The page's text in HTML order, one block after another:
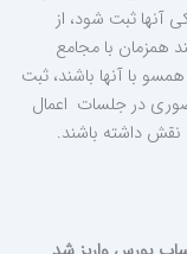
آنها ثبت شود، از
همزمان با مجامع
با آنها باشند، ثبت
در جلسات اعمال
داشته باشند.